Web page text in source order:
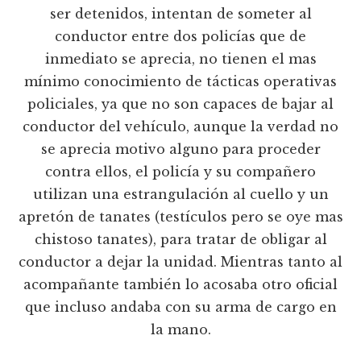
ser detenidos, intentan de someter al
conductor entre dos policías que de
inmediato se aprecia, no tienen el mas
mínimo conocimiento de tácticas operativas
policiales, ya que no son capaces de bajar al
conductor del vehículo, aunque la verdad no
se aprecia motivo alguno para proceder
contra ellos, el policía y su compañero
utilizan una estrangulación al cuello y un
apretón de tanates (testículos pero se oye mas
chistoso tanates), para tratar de obligar al
conductor a dejar la unidad. Mientras tanto al
acompañante también lo acosaba otro oficial
que incluso andaba con su arma de cargo en
la mano.